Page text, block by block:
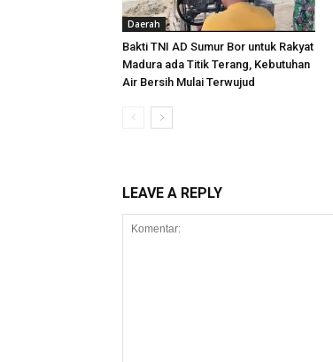
Daerah
Bakti TNI AD Sumur Bor untuk Rakyat
Madura ada Titik Terang, Kebutuhan
Air Bersih Mulai Terwujud
LEAVE A REPLY